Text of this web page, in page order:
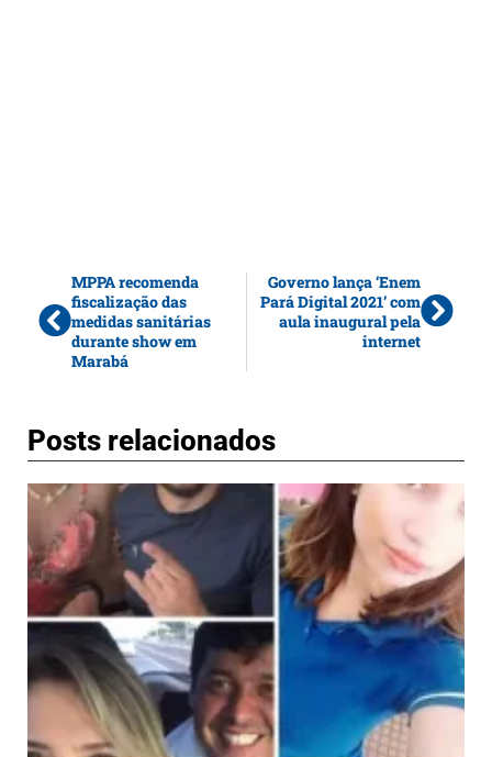
MPPA recomenda
fiscalização das
medidas sanitárias
durante show em
Marabá
Governo lança ‘Enem
Pará Digital 2021’ com
aula inaugural pela
internet
Posts relacionados